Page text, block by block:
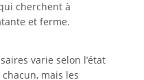
cherchent à
et ferme.
varie selon l’état
mais les